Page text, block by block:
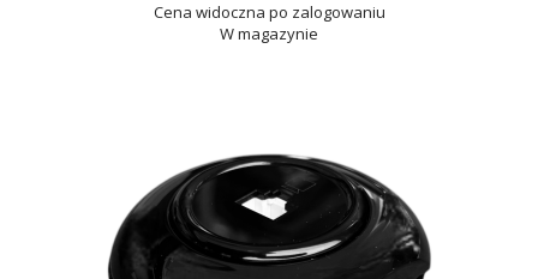
Cena widoczna po zalogowaniu
W magazynie